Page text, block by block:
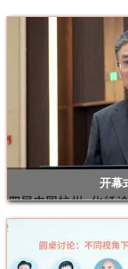
第八
东莞市
东证
方
佛山
福建
福建
开幕
浙江华瑞信息资讯股